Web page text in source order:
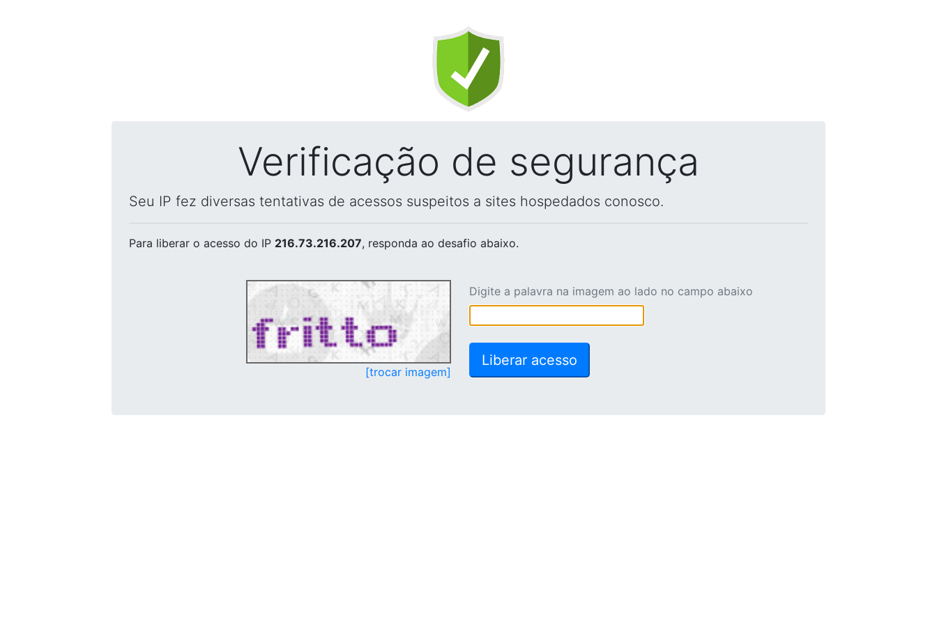
Verificação de segurança
Seu IP fez diversas tentativas de acessos suspeitos a sites hospedados conosco.
Para liberar o acesso do IP 216.73.216.207, responda ao desafio abaixo.
[trocar imagem]
Digite a palavra na imagem ao lado no campo abaixo